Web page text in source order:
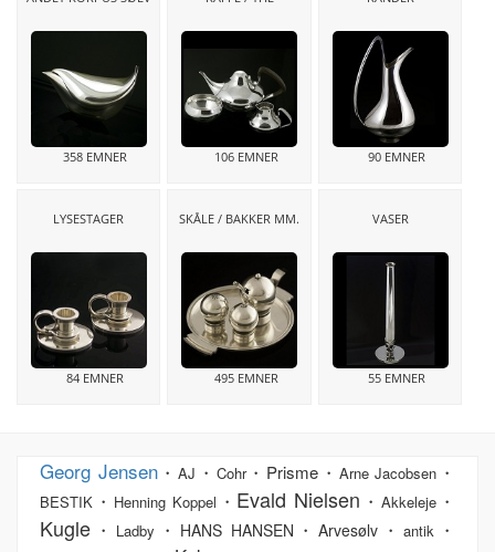
358 EMNER 106 EMNER 90 EMNER
LYSESTAGER
84 EMNER
SKÅLE / BAKKER MM.
495 EMNER
VASER
55 EMNER
Georg Jensen・AJ ・ Cohr・Prisme・ Arne Jacobsen ・
BESTIK ・ Henning Koppel ・ Evald Nielsen ・Akkeleje ・
Kugle ・ Ladby ・ HANS HANSEN ・Arvesølv ・antik ・